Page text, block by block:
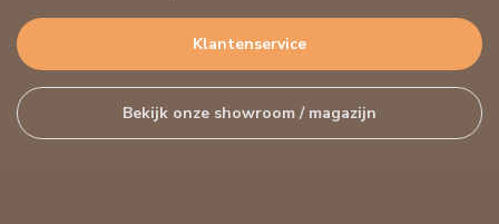
Klantenservice
Bekijk onze showroom / magazijn